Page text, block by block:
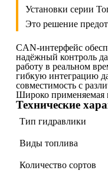
Установки серии
Это решение
CAN-интерфейс
надёжный контроль
работу в реальном
гибкую интеграцию
совместимость с
Широко применяемая
Технические
Тип гидравлики
Виды топлива
Количество сортов